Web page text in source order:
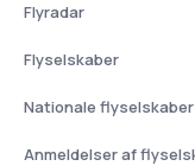
Flyradar
Flyselskaber
Nationale flyselskaber
Anmeldelser af